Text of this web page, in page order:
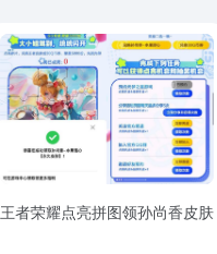
王者荣耀点亮拼图领孙尚香皮肤